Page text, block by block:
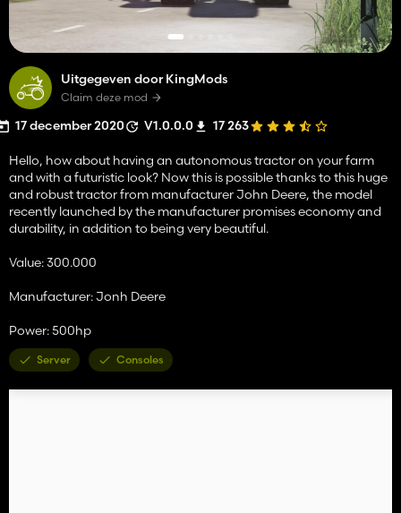
Uitgegeven door KingMods
Claim deze mod
17 december 2020 V1.0.0.0 17 263
Hello, how about having an autonomous tractor on your farm
and with a futuristic look? Now this is possible thanks to this huge
and robust tractor from manufacturer John Deere, the model
recently launched by the manufacturer promises economy and
durability, in addition to being very beautiful.
Value: 300.000
Manufacturer: Jonh Deere
Power: 500hp
Server Consoles